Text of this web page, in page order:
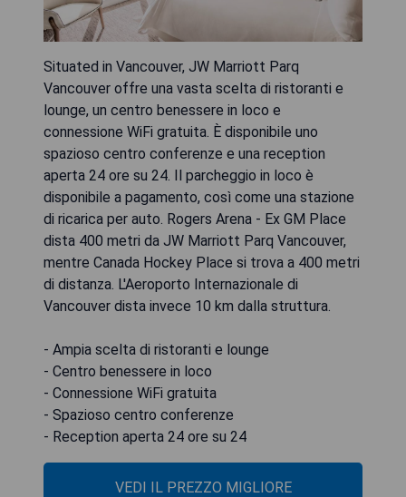
Situated in Vancouver, JW Marriott Parq
Vancouver offre una vasta scelta di ristoranti e
lounge, un centro benessere in loco e
connessione WiFi gratuita. È disponibile uno
spazioso centro conferenze e una reception
aperta 24 ore su 24. Il parcheggio in loco è
disponibile a pagamento, così come una stazione
di ricarica per auto. Rogers Arena - Ex GM Place
dista 400 metri da JW Marriott Parq Vancouver,
mentre Canada Hockey Place si trova a 400 metri
di distanza. L'Aeroporto Internazionale di
Vancouver dista invece 10 km dalla struttura.
- Ampia scelta di ristoranti e lounge
- Centro benessere in loco
- Connessione WiFi gratuita
- Spazioso centro conferenze
- Reception aperta 24 ore su 24
VEDI IL PREZZO MIGLIORE